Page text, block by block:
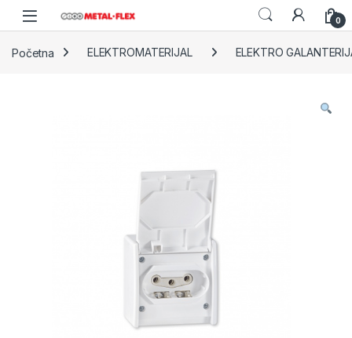
Skip to navigation
Skip to content
0
Početna ELEKTROMATERIJAL ELEKTRO